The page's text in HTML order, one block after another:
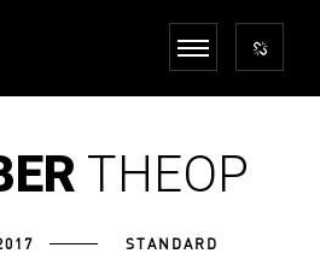
THEOP
STANDARD